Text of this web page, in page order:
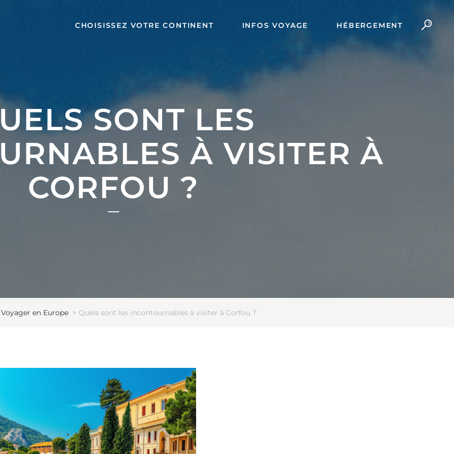
CHOISISSEZ VOTRE CONTINENT INFOS VOYAGE HÉBERGEMENT
SONT LES
À VISITER À
CORFOU ?
Voyager en Europe > Quels sont les incontournables à visiter à Corfou ?